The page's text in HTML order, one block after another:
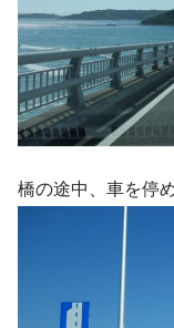
橋の途中、車を停